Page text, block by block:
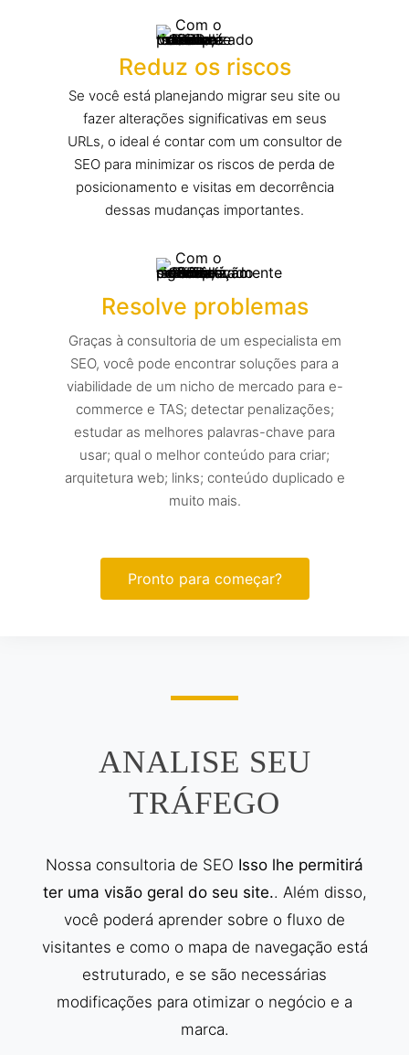
Reduz os riscos
Se você está planejando migrar seu site ou
fazer alterações significativas em seus
URLs, o ideal é contar com um consultor de
SEO para minimizar os riscos de perda de
posicionamento e visitas em decorrência
dessas mudanças importantes.
Resolve problemas
Graças à consultoria de um especialista em
SEO, você pode encontrar soluções para a
viabilidade de um nicho de mercado para e-
commerce e TAS; detectar penalizações;
estudar as melhores palavras-chave para
usar; qual o melhor conteúdo para criar;
arquitetura web; links; conteúdo duplicado e
muito mais.
Pronto para começar?
ANALISE SEU
TRÁFEGO
Nossa consultoria de SEO Isso lhe permitirá
ter uma visão geral do seu site.. Além disso,
você poderá aprender sobre o fluxo de
visitantes e como o mapa de navegação está
estruturado, e se são necessárias
modificações para otimizar o negócio e a
marca.